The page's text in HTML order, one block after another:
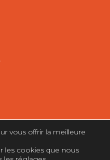
réalisé par l'agence web
vous offrir la meilleure
les cookies que nous